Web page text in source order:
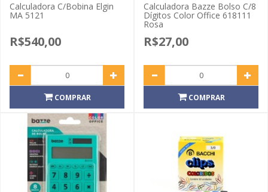
Calculadora C/Bobina Elgin
MA 5121
R$540,00
COMPRAR
Calculadora Bazze Bolso C/8
Dígitos Color Office 618111
Rosa
R$27,00
COMPRAR